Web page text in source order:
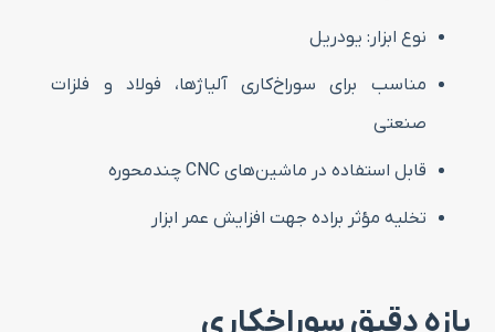
نوع ابزار: یودریل
مناسب برای سوراخ‌کاری آلیاژها، فولاد و فلزات
صنعتی
قابل استفاده در ماشین‌های CNC چندمحوره
تخلیه مؤثر براده جهت افزایش عمر ابزار
بازه دقیق سوراخکاری